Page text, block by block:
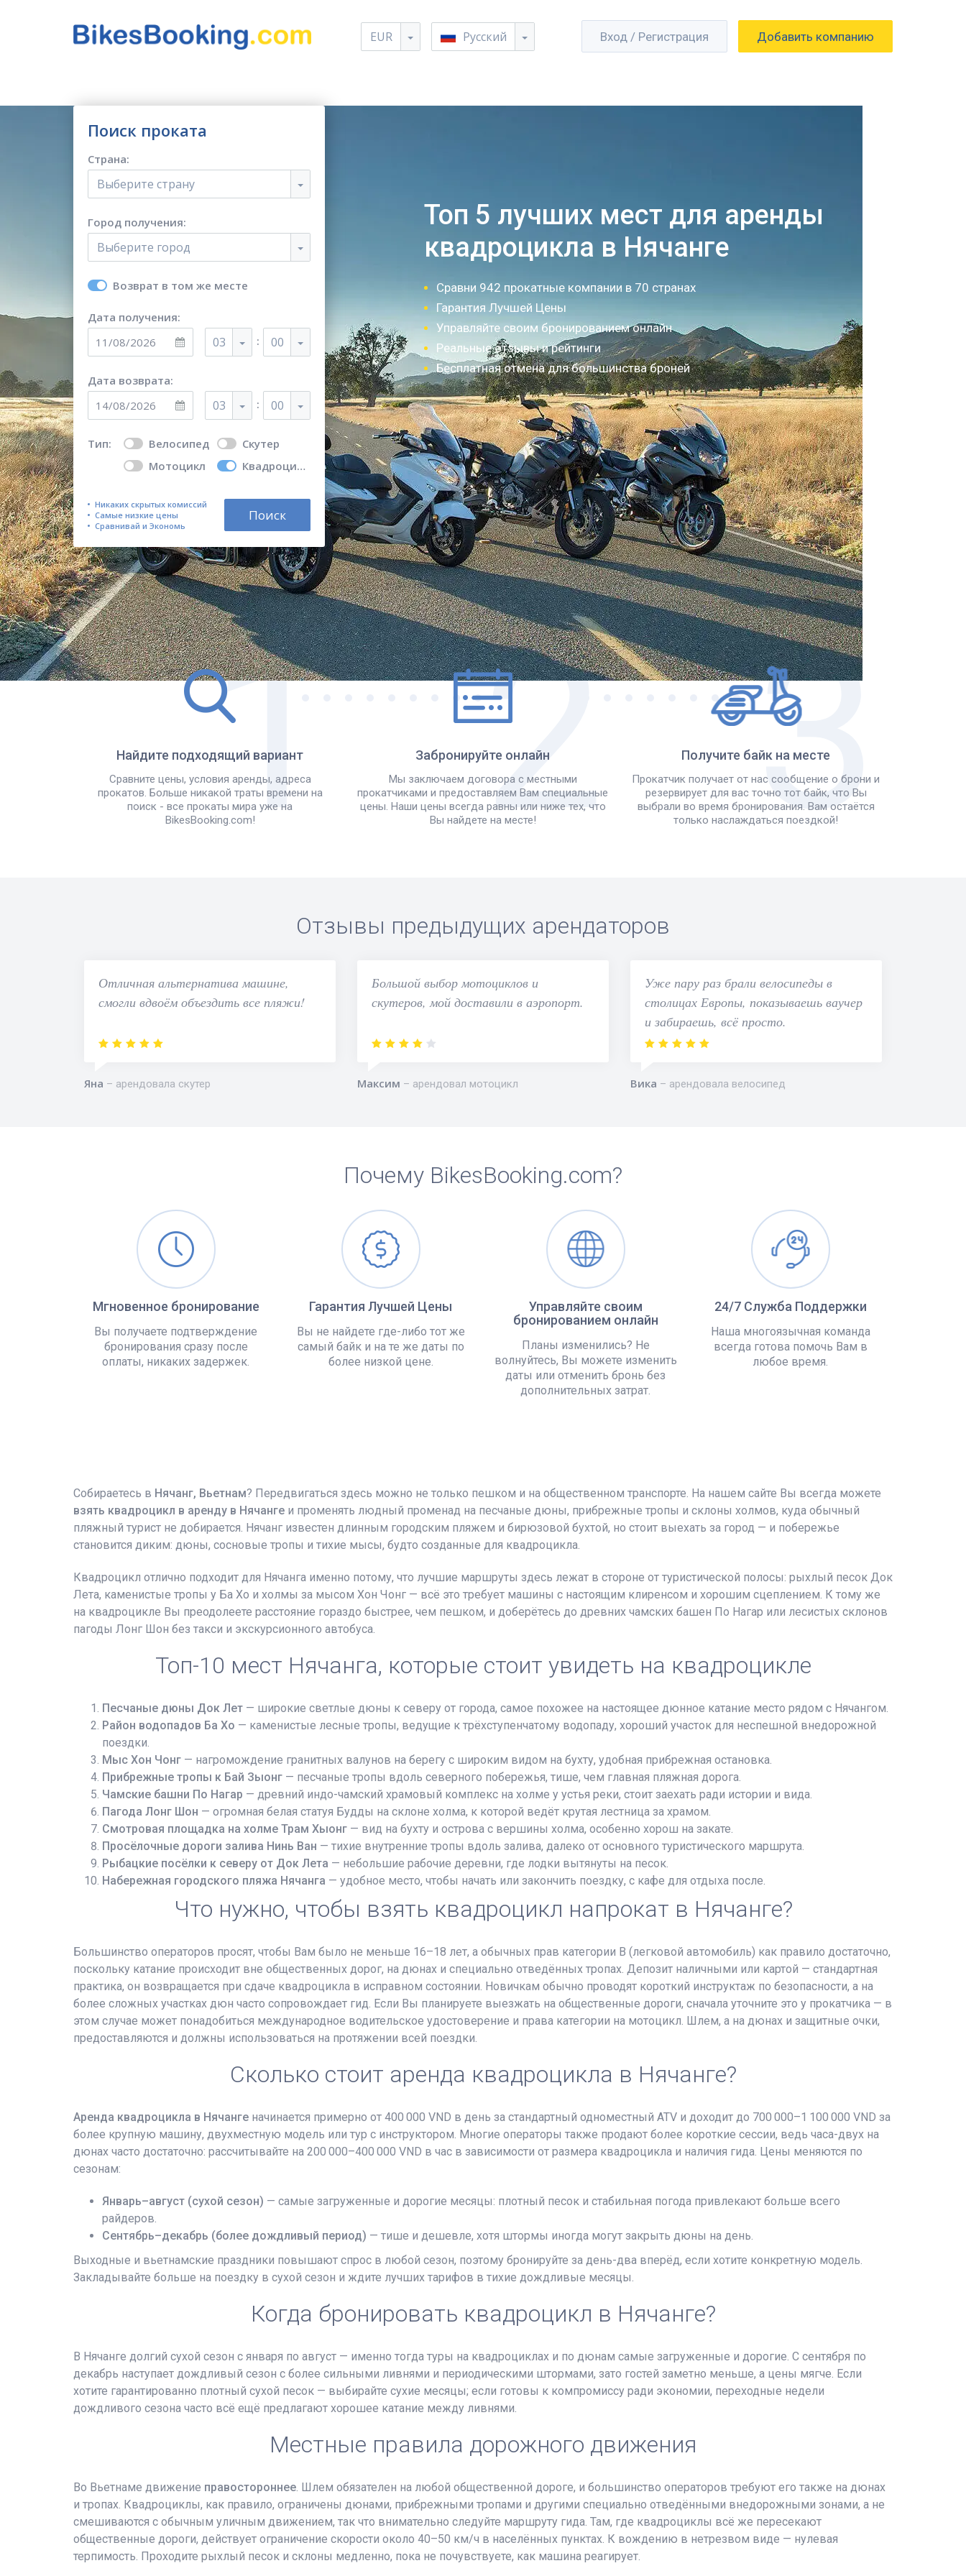
EUR Русский Вход / Регистрация Добавить компанию
Поиск проката
Страна:
Выберите страну
Город получения:
Выберите город
Возврат в том же месте
Дата получения:
03 : 00
Дата возврата:
03 : 00
Тип: Велосипед
Скутер
Мотоцикл
Квадроцикл
Никаких скрытых комиссий
Самые низкие цены
Сравнивай и Экономь
Поиск
Топ 5 лучших мест для аренды
квадроцикла в Нячанге
Сравни 942 прокатные компании в 70 странах
Гарантия Лучшей Цены
Управляйте своим бронированием онлайн
Реальные отзывы и рейтинги
Бесплатная отмена для большинства броней
Как это работает?
Найдите подходящий вариант
Сравните цены, условия аренды, адреса
прокатов. Больше никакой траты времени на
поиск - все прокаты мира уже на
BikesBooking.com!
Забронируйте онлайн
Мы заключаем договора с местными
прокатчиками и предоставляем Вам специальные
цены. Наши цены всегда равны или ниже тех, что
Вы найдете на месте!
Получите байк на месте
Прокатчик получает от нас сообщение о брони и
резервирует для вас точно тот байк, что Вы
выбрали во время бронирования. Вам остаётся
только наслаждаться поездкой!
Отзывы предыдущих арендаторов
Отличная альтернатива машине,
смогли вдвоём объездить все пляжи!
Яна арендовала скутер
Большой выбор мотоциклов и
скутеров, мой доставили в аэропорт.
Максим арендовал мотоцикл
Уже пару раз брали велосипеды в
столицах Европы, показываешь ваучер
и забираешь, всё просто.
Вика арендовала велосипед
Почему BikesBooking.com?
Мгновенное бронирование
Вы получаете подтверждение
бронирования сразу после
оплаты, никаких задержек.
Гарантия Лучшей Цены
Вы не найдете где-либо тот же
самый байк и на те же даты по
более низкой цене.
Управляйте своим
бронированием онлайн
Планы изменились? Не
волнуйтесь, Вы можете изменить
даты или отменить бронь без
дополнительных затрат.
24/7 Служба Поддержки
Наша многоязычная команда
всегда готова помочь Вам в
любое время.
Собираетесь в Нячанг, Вьетнам? Передвигаться здесь можно не только пешком и на общественном транспорте. На нашем сайте Вы всегда можете
взять квадроцикл в аренду в Нячанге и променять людный променад на песчаные дюны, прибрежные тропы и склоны холмов, куда обычный
пляжный турист не добирается. Нячанг известен длинным городским пляжем и бирюзовой бухтой, но стоит выехать за город — и побережье
становится диким: дюны, сосновые тропы и тихие мысы, будто созданные для квадроцикла.
Квадроцикл отлично подходит для Нячанга именно потому, что лучшие маршруты здесь лежат в стороне от туристической полосы: рыхлый песок Док
Лета, каменистые тропы у Ба Хо и холмы за мысом Хон Чонг — всё это требует машины с настоящим клиренсом и хорошим сцеплением. К тому же
на квадроцикле Вы преодолеете расстояние гораздо быстрее, чем пешком, и доберётесь до древних чамских башен По Нагар или лесистых склонов
пагоды Лонг Шон без такси и экскурсионного автобуса.
Топ-10 мест Нячанга, которые стоит увидеть на квадроцикле
Песчаные дюны Док Лет — широкие светлые дюны к северу от города, самое похожее на настоящее дюнное катание место рядом с Нячангом.
Район водопадов Ба Хо — каменистые лесные тропы, ведущие к трёхступенчатому водопаду, хороший участок для неспешной внедорожной
поездки.
Мыс Хон Чонг — нагромождение гранитных валунов на берегу с широким видом на бухту, удобная прибрежная остановка.
Прибрежные тропы к Бай Зыонг — песчаные тропы вдоль северного побережья, тише, чем главная пляжная дорога.
Чамские башни По Нагар — древний индо-чамский храмовый комплекс на холме у устья реки, стоит заехать ради истории и вида.
Пагода Лонг Шон — огромная белая статуя Будды на склоне холма, к которой ведёт крутая лестница за храмом.
Смотровая площадка на холме Трам Хыонг — вид на бухту и острова с вершины холма, особенно хорош на закате.
Просёлочные дороги залива Нинь Ван — тихие внутренние тропы вдоль залива, далеко от основного туристического маршрута.
Рыбацкие посёлки к северу от Док Лета — небольшие рабочие деревни, где лодки вытянуты на песок.
Набережная городского пляжа Нячанга — удобное место, чтобы начать или закончить поездку, с кафе для отдыха после.
Что нужно, чтобы взять квадроцикл напрокат в Нячанге?
Большинство операторов просят, чтобы Вам было не меньше 16–18 лет, а обычных прав категории B (легковой автомобиль) как правило достаточно,
поскольку катание происходит вне общественных дорог, на дюнах и специально отведённых тропах. Депозит наличными или картой — стандартная
практика, он возвращается при сдаче квадроцикла в исправном состоянии. Новичкам обычно проводят короткий инструктаж по безопасности, а на
более сложных участках дюн часто сопровождает гид. Если Вы планируете выезжать на общественные дороги, сначала уточните это у прокатчика — в
этом случае может понадобиться международное водительское удостоверение и права категории на мотоцикл. Шлем, а на дюнах и защитные очки,
предоставляются и должны использоваться на протяжении всей поездки.
Сколько стоит аренда квадроцикла в Нячанге?
Аренда квадроцикла в Нячанге начинается примерно от 400 000 VND в день за стандартный одноместный ATV и доходит до 700 000–1 100 000 VND за
более крупную машину, двухместную модель или тур с инструктором. Многие операторы также продают более короткие сессии, ведь часа-двух на
дюнах часто достаточно: рассчитывайте на 200 000–400 000 VND в час в зависимости от размера квадроцикла и наличия гида. Цены меняются по
сезонам:
Январь–август (сухой сезон) — самые загруженные и дорогие месяцы: плотный песок и стабильная погода привлекают больше всего
райдеров.
Сентябрь–декабрь (более дождливый период) — тише и дешевле, хотя штормы иногда могут закрыть дюны на день.
Выходные и вьетнамские праздники повышают спрос в любой сезон, поэтому бронируйте за день-два вперёд, если хотите конкретную модель.
Закладывайте больше на поездку в сухой сезон и ждите лучших тарифов в тихие дождливые месяцы.
Когда бронировать квадроцикл в Нячанге?
В Нячанге долгий сухой сезон с января по август — именно тогда туры на квадроциклах и по дюнам самые загруженные и дорогие. С сентября по
декабрь наступает дождливый сезон с более сильными ливнями и периодическими штормами, зато гостей заметно меньше, а цены мягче. Если
хотите гарантированно плотный сухой песок — выбирайте сухие месяцы; если готовы к компромиссу ради экономии, переходные недели
дождливого сезона часто всё ещё предлагают хорошее катание между ливнями.
Местные правила дорожного движения
Во Вьетнаме движение правостороннее . Шлем обязателен на любой общественной дороге, и большинство операторов требуют его также на дюнах
и тропах. Квадроциклы, как правило, ограничены дюнами, прибрежными тропами и другими специально отведёнными внедорожными зонами, а не
смешиваются с обычным уличным движением, так что внимательно следуйте маршруту гида. Там, где квадроциклы всё же пересекают
общественные дороги, действует ограничение скорости около 40–50 км/ч в населённых пунктах. К вождению в нетрезвом виде — нулевая
терпимость. Проходите рыхлый песок и склоны медленно, пока не почувствуете, как машина реагирует.